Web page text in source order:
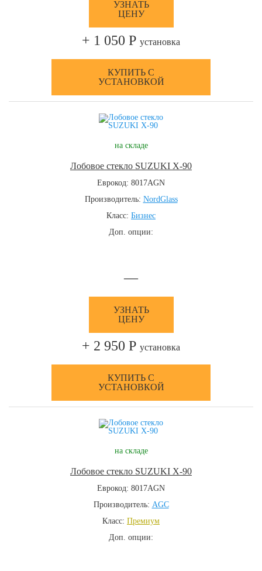
УЗНАТЬ
ЦЕНУ
+ 1 050 Р установка
КУПИТЬ С
УСТАНОВКОЙ
на складе
Лобовое стекло SUZUKI X-90
Еврокод: 8017AGN
Производитель: NordGlass
Класс: Бизнес
Доп. опции:
—
УЗНАТЬ
ЦЕНУ
+ 2 950 Р установка
КУПИТЬ С
УСТАНОВКОЙ
на складе
Лобовое стекло SUZUKI X-90
Еврокод: 8017AGN
Производитель: AGC
Класс: Премиум
Доп. опции: